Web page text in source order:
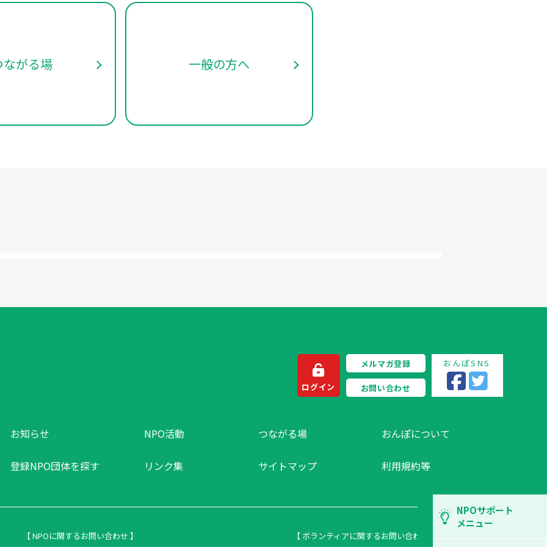
NPOサポート
メニュー
ながる場 一般の方へ
ログイン
メルマガ登録
お問い合わせ
おんぽSNS
お知らせ NPO活動 つながる場 おんぽについて
登録NPO団体を探す リンク集 サイトマップ 利用規約等
【 NPOに関するお問い合わせ 】 【 ボランティアに関するお問い合わせ 】